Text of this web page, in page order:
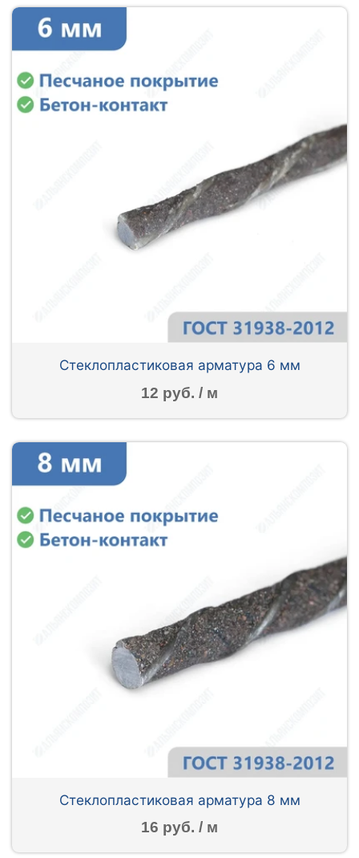
Стеклопластиковая арматура 6 мм
12 руб. / м
Стеклопластиковая арматура 8 мм
16 руб. / м